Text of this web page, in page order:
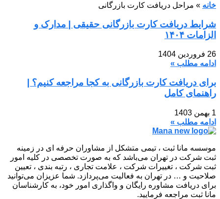
خانه » مراحل دریافت کارت بازرگانی
شرایط دریافت کارت بازرگانی حقیقی | مدارک و
الزامات ۱۴۰۴
26 فروردین 1404
ادامه مطلب »
برای دریافت کارت بازرگانی به کجا مراجعه کنیم؟ |
راهنمای کامل
1 بهمن 1403
ادامه مطلب »
موسسه مانا ثبت ، تیمی متشکل از مشاوران حرفه ای در زمینه
ثبت شرکت در تهران می‌باشد که به صورت تخصصی در کلیه امور
ثبت شرکت ، تغییرات شرکت ، علامت تجاری ، رتبه بندی ، تعیین
صلاحیت و … در تهران به فعالیت می‌پردازد. شما عزیزان می‌توانید
برای دریافت مشاوره رایگان و واگذاری امور خود، به کارشناسان
مانا ثبت مراجعه فرمایید.